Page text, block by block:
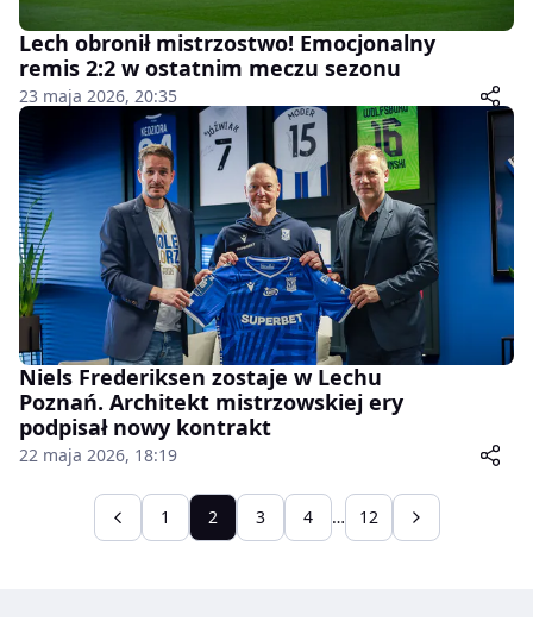
Lech obronił mistrzostwo! Emocjonalny
remis 2:2 w ostatnim meczu sezonu
23 maja 2026, 20:35
Niels Frederiksen zostaje w Lechu
Poznań. Architekt mistrzowskiej ery
podpisał nowy kontrakt
22 maja 2026, 18:19
1 2 3 4 … 12